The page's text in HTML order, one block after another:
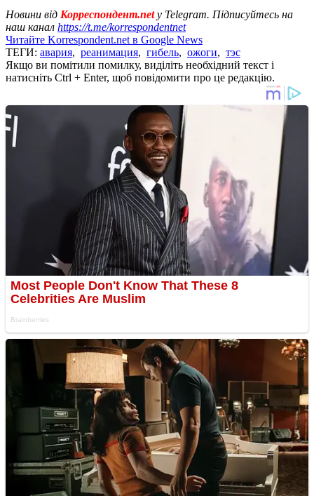
Новини від Корреспондент.netу Telegram. Підписуйтесь на
наш канал https://t.me/korrespondentnet
Читайте Korrespondent.net в Google News
ТЕГИ: авария, реанимация, гибель, ожоги, тэс
Якщо ви помітили помилку, виділіть необхідний текст і
натисніть Ctrl + Enter, щоб повідомити про це редакцію.